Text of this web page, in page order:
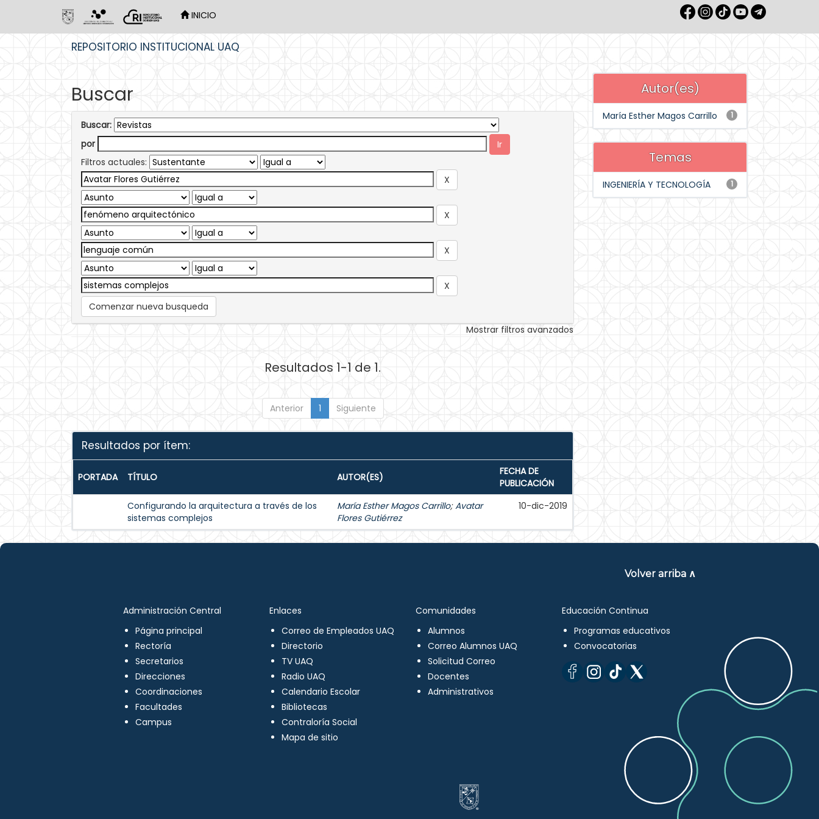
INICIO
REPOSITORIO INSTITUCIONAL UAQ
Buscar
Buscar:
por
Filtros actuales:
Comenzar nueva busqueda
Mostrar filtros avanzados
Resultados 1-1 de 1.
Anterior 1 Siguiente
Resultados por ítem:
PORTADA TÍTULO AUTOR(ES)
FECHA DE
PUBLICACIÓN
Configurando la arquitectura a través de los
sistemas complejos
María Esther Magos Carrillo;Avatar
Flores Gutiérrez
10-dic-2019
Autor(es)
1
María Esther Magos Carrillo
Temas
1
INGENIERÍA Y TECNOLOGÍA
Volver arriba ∧
Administración Central
Página principal
Rectoría
Secretarios
Direcciones
Coordinaciones
Facultades
Campus
Enlaces
Correo de Empleados UAQ
Directorio
TV UAQ
Radio UAQ
Calendario Escolar
Bibliotecas
Contraloría Social
Mapa de sitio
Comunidades
Alumnos
Correo Alumnos UAQ
Solicitud Correo
Docentes
Administrativos
Educación Continua
Programas educativos
Convocatorias